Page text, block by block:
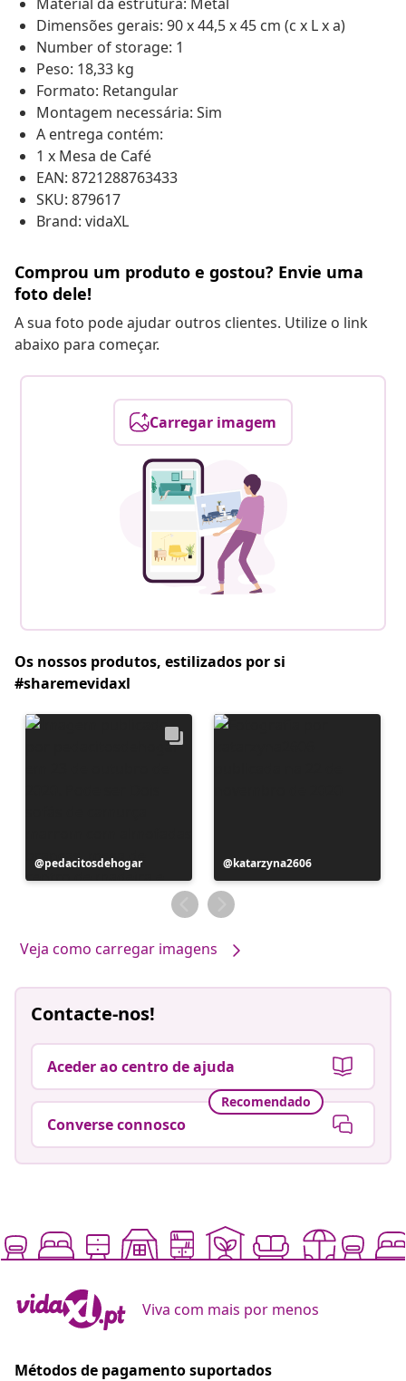
Dimensões gerais: 90 x 44,5 x 45 cm (c x L x a)
Number of storage: 1
Peso: 18,33 kg
Formato: Retangular
Montagem necessária: Sim
A entrega contém:
1 x Mesa de Café
EAN: 8721288763433
SKU: 879617
Brand: vidaXL
Comprou um produto e gostou? Envie uma
foto dele!
A sua foto pode ajudar outros clientes. Utilize o link
abaixo para começar.
Carregar imagem
Os nossos produtos, estilizados por si
#sharemevidaxl
Postagem
publicada
pedacitosdehogar
Postagem
publicada
por
katarzyna2606
Veja como carregar imagens
Contacte-nos!
Aceder ao centro de ajuda
Recomendado
Converse connosco
Viva com mais por menos
Métodos de pagamento suportados